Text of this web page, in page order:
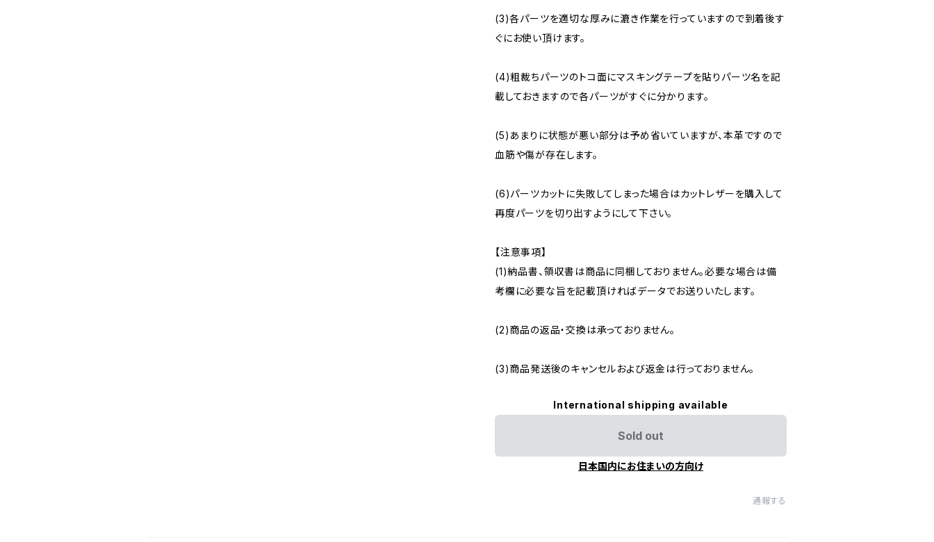
(3)各パーツを適切な厚みに漉き作業を行っていますので到着後す
ぐにお使い頂けます。
(4)粗裁ちパーツのトコ面にマスキングテープを貼りパーツ名を記
載しておきますので各パーツがすぐに分かります。
(5)あまりに状態が悪い部分は予め省いていますが、本革ですので
血筋や傷が存在します。
(6)パーツカットに失敗してしまった場合はカットレザーを購入して
再度パーツを切り出すようにして下さい。
【注意事項】
(1)納品書、領収書は商品に同梱しておりません。必要な場合は備
考欄に必要な旨を記載頂ければデータでお送りいたします。
(2)商品の返品・交換は承っておりません。
(3)商品発送後のキャンセルおよび返金は行っておりません。
International shipping available
Sold out
日本国内にお住まいの方向け
通報する